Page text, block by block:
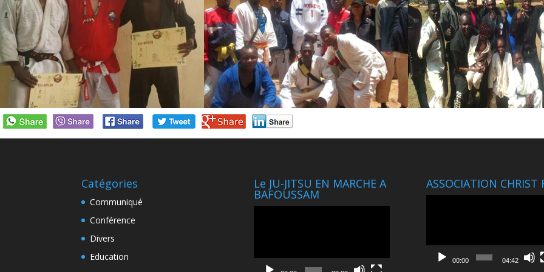
Catégories
Communiqué
Conférence
Divers
Education
Le JU-JITSU EN MARCHE A
BAFOUSSAM
ASSOCIATION CHRIST
00:00 04:42